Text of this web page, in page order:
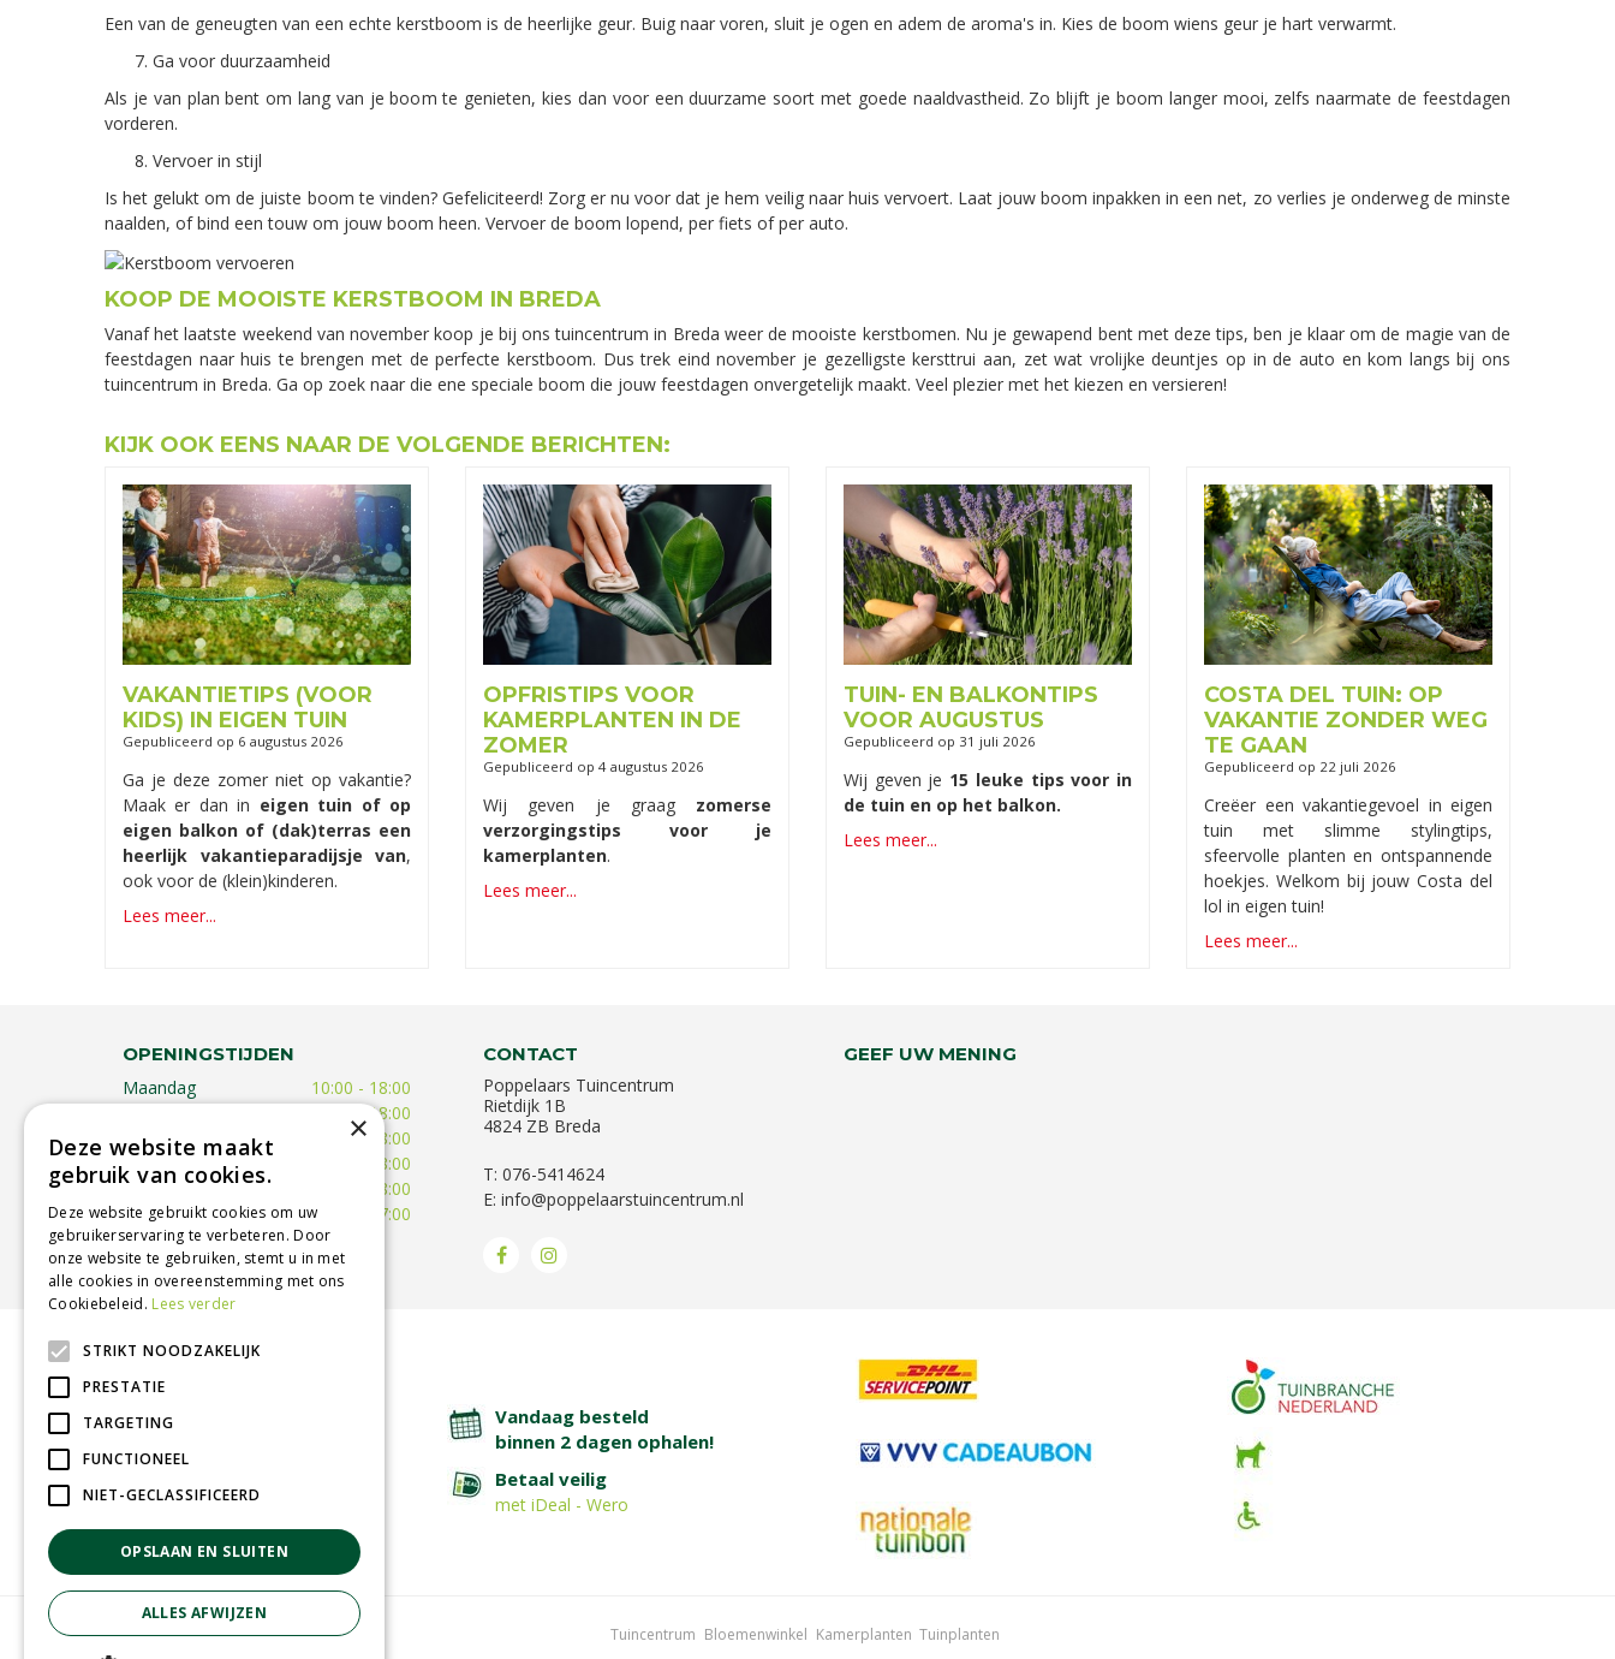
Een van de geneugten van een echte kerstboom is de heerlijke geur. Buig naar voren, sluit je ogen en adem de aroma's in. Kies de boom wiens geur je hart verwarmt.
Ga voor duurzaamheid
Als je van plan bent om lang van je boom te genieten, kies dan voor een duurzame soort met goede naaldvastheid. Zo blijft je boom langer mooi, zelfs naarmate de feestdagen
vorderen.
Vervoer in stijl
Is het gelukt om de juiste boom te vinden? Gefeliciteerd! Zorg er nu voor dat je hem veilig naar huis vervoert. Laat jouw boom inpakken in een net, zo verlies je onderweg de minste
naalden, of bind een touw om jouw boom heen. Vervoer de boom lopend, per fiets of per auto.
KOOP DE MOOISTE KERSTBOOM IN BREDA
Vanaf het laatste weekend van november koop je bij ons tuincentrum in Breda weer de mooiste kerstbomen. Nu je gewapend bent met deze tips, ben je klaar om de magie van de
feestdagen naar huis te brengen met de perfecte kerstboom. Dus trek eind november je gezelligste kersttrui aan, zet wat vrolijke deuntjes op in de auto en kom langs bij ons
tuincentrum in Breda. Ga op zoek naar die ene speciale boom die jouw feestdagen onvergetelijk maakt. Veel plezier met het kiezen en versieren!
KIJK OOK EENS NAAR DE VOLGENDE BERICHTEN:
VAKANTIETIPS (VOOR
KIDS) IN EIGEN TUIN
Gepubliceerd op 6 augustus 2026
Ga je deze zomer niet op vakantie?
Maak er dan in eigen tuin of op
eigen balkon of (dak)terras een
heerlijk vakantieparadijsje van,
ook voor de (klein)kinderen.
Lees meer...
OPFRISTIPS VOOR
KAMERPLANTEN IN DE
ZOMER
Gepubliceerd op 4 augustus 2026
Wij geven je graag zomerse
verzorgingstips voor je
kamerplanten.
Lees meer...
TUIN- EN BALKONTIPS
VOOR AUGUSTUS
Gepubliceerd op 31 juli 2026
Wij geven je 15 leuke tips voor in
de tuin en op het balkon.
Lees meer...
COSTA DEL TUIN: OP
VAKANTIE ZONDER WEG
TE GAAN
Gepubliceerd op 22 juli 2026
Creëer een vakantiegevoel in eigen
tuin met slimme stylingtips,
sfeervolle planten en ontspannende
hoekjes. Welkom bij jouw Costa del
lol in eigen tuin!
Lees meer...
OPENINGSTIJDEN
Maandag
10:00 - 18:00
09:30 - 18:00
Woensdag
09:30 - 18:00
09:30 - 18:00
Vrijdag
09:00 - 18:00
Zaterdag
09:00 - 17:00
Toon alle openingstijden
CONTACT
Poppelaars Tuincentrum
Rietdijk 1B
4824 ZB Breda
T: 076-5414624
E: info@poppelaarstuincentrum.nl
GEEF UW MENING
BETROUWBARE SERVICE
Lage verzendkosten
Vandaag besteld
binnen 2 dagen ophalen!
Betaal veilig
met iDeal - Wero
Tuincentrum Bloemenwinkel Kamerplanten Tuinplanten
×
Deze website maakt
gebruik van cookies.
Deze website gebruikt cookies om uw
gebruikerservaring te verbeteren. Door
onze website te gebruiken, stemt u in met
alle cookies in overeenstemming met ons
Cookiebeleid. Lees verder
STRIKT NOODZAKELIJK
PRESTATIE
TARGETING
FUNCTIONEEL
NIET-GECLASSIFICEERD
OPSLAAN EN SLUITEN
ALLES AFWIJZEN